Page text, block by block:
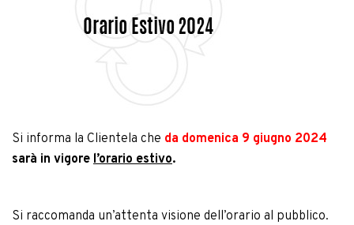
Si informa la Clientela che da domenica 9 giugno 2024
sarà in vigore l’orario estivo.
Si raccomanda un’attenta visione dell’orario al pubblico.